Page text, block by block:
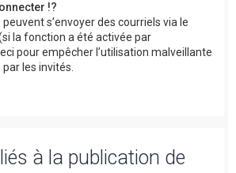
!?
s’envoyer des courriels via le
la fonction a été activée par
pour empêcher l’utilisation malveillante
les invités.
à la publication de